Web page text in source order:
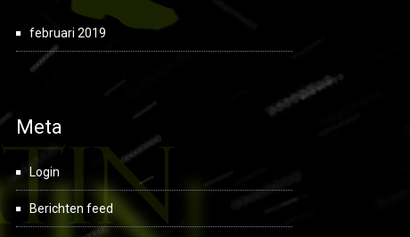
februari 2019
Meta
Login
Berichten feed